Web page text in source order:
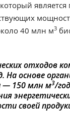
40 млн м3
отходов
На основе
— 150 млн м3/
своей